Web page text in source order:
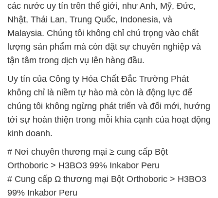
các nước uy tín trên thế giới, như Anh, Mỹ, Đức,
Nhật, Thái Lan, Trung Quốc, Indonesia, và
Malaysia. Chúng tôi không chỉ chú trọng vào chất
lượng sản phẩm mà còn đặt sự chuyên nghiệp và
tận tâm trong dịch vụ lên hàng đầu.
Uy tín của Công ty Hóa Chất Đắc Trường Phát
không chỉ là niềm tự hào mà còn là động lực để
chúng tôi không ngừng phát triển và đổi mới, hướng
tới sự hoàn thiện trong mỗi khía cạnh của hoạt động
kinh doanh.
# Nơi chuyên thương mại ≥ cung cấp Bột
Orthoboric > H3BO3 99% Inkabor Peru
# Cung cấp Ω thương mại Bột Orthoboric > H3BO3
99% Inkabor Peru